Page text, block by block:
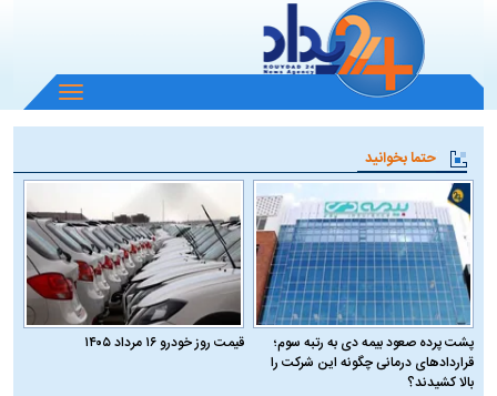
باز
و
منو
حتما بخوانید
پشت پرده صعود بیمه دی به رتبه سوم؛
قراردادهای درمانی چگونه این شرکت را
بالا کشیدند؟
قیمت روز خودرو ۱۶ مرداد ۱۴۰۵